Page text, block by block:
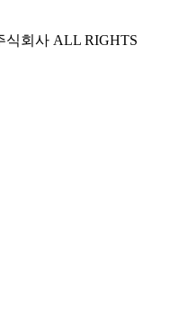
식회사 ALL RIGHTS